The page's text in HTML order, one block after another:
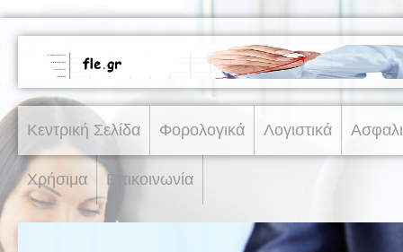
Κεντρική Σελίδα Φορολογικά Λογιστικά
Χρήσιμα Επικοινωνία